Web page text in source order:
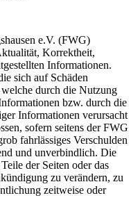
e.V. (FWG)
Korrektheit,
Informationen.
sich auf Schäden
durch die Nutzung
bzw. durch die
Informationen verursacht
sofern seitens der FWG
fahrlässiges Verschulden
und unverbindlich. Die
der Seiten oder das
zu verändern, zu
zeitweise oder